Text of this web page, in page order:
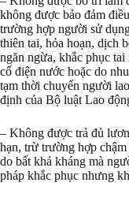
không được bảo đảm
trường hợp người sử
thiên tai, hỏa hoạn, dịch
ngăn ngừa, khắc phục
cố điện nước hoặc do
tạm thời chuyển người
định của Bộ luật Lao
– Không được trả đủ
hạn, trừ trường hợp
do bất khả kháng mà
pháp khắc phục nhưng